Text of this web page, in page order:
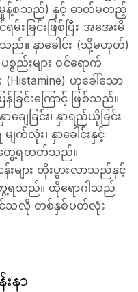
န်မှုန့်စသည်) နှင့် ဓာတ်မတည့်
ရမ်းခြင်းဖြစ်ပြီး အအေးမိ
သည်။ နှာ​ခေါင်း (သို့မဟုတ်)
ည်းများ ဝင်​ရောက်
ဟု​ခေါ်​သော
ြင်း​ကြောင့် ဖြစ်သည်။
ေခြင်း၊ နှာရည်ယိုခြင်း
ျက်လုံး၊ နှာခေါင်းနှင့်
၍တွေ့ရတတ်သည်။
များ တိုးပွားလာသည်နှင့်
ရသည်။ ထို​​ရောဂါသည်
င်သလို တစ်နှစ်ပတ်လုံး